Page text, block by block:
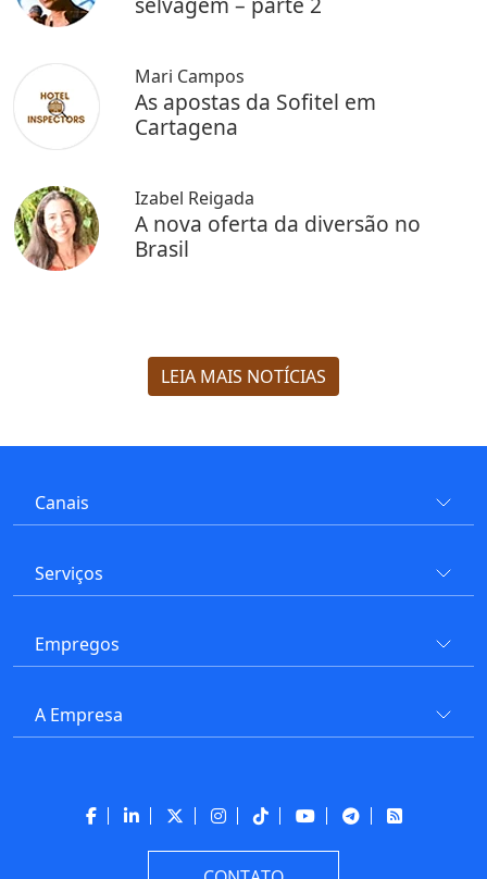
Mari Campos
As apostas da Sofitel em
Cartagena
Izabel Reigada
A nova oferta da diversão no
Brasil
LEIA MAIS NOTÍCIAS
Canais
Serviços
Empregos
A Empresa